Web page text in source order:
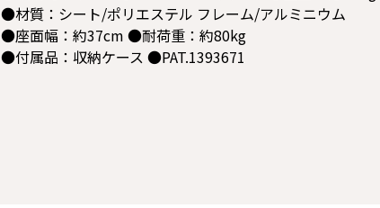
●材質：シート/ポリエステル フレーム/アルミニウム
●座面幅：約37cm ●耐荷重：約80kg
●付属品：収納ケース ●PAT.1393671